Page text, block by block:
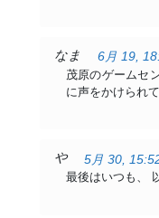
なま
6月 19,
茂原のゲームセ
に声をかけられ
や
5月 30,
最後はいつも、